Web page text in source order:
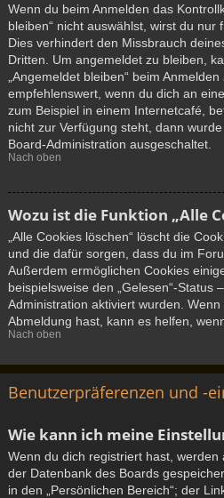
Wenn du beim Anmelden das
bleiben“ nicht auswählst, wirst du nur
Dies verhindert den Missbrauch
Dritten. Um angemeldet zu bleiben,
„Angemeldet bleiben“ beim
empfehlenswert, wenn du dich an
zum Beispiel in einem Internetcafé,
nicht zur Verfügung steht, dann
Board-Administration ausgeschaltet.
Nach oben
Wozu ist die Funktion „Alle
„Alle Cookies löschen“ löscht die
und die dafür sorgen, dass du im
Außerdem ermöglichen Cookies
beispielsweise den „Gelesen“-Status
Administration aktiviert wurden.
Abmeldung hast, kann es helfen,
Nach oben
Benutzerpräferenzen und -
Wie kann ich meine
Wenn du dich registriert hast, werden
der Datenbank des Boards
in den „Persönlichen Bereich“; der